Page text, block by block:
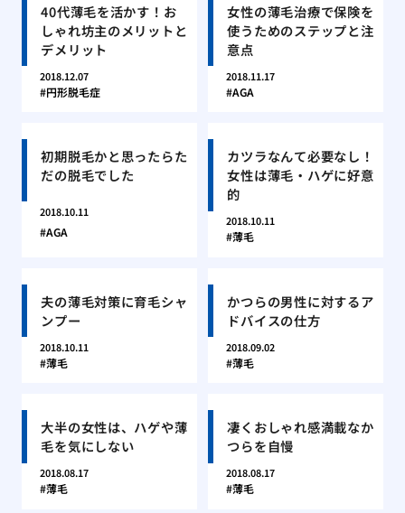
40代薄毛を活かす！お
しゃれ坊主のメリットと
デメリット
2018.12.07
円形脱毛症
女性の薄毛治療で保険を
使うためのステップと注
意点
2018.11.17
AGA
初期脱毛かと思ったらた
だの脱毛でした
2018.10.11
AGA
カツラなんて必要なし！
女性は薄毛・ハゲに好意
的
2018.10.11
薄毛
夫の薄毛対策に育毛シャ
ンプー
2018.10.11
薄毛
かつらの男性に対するア
ドバイスの仕方
2018.09.02
薄毛
大半の女性は、ハゲや薄
毛を気にしない
2018.08.17
薄毛
凄くおしゃれ感満載なか
つらを自慢
2018.08.17
薄毛